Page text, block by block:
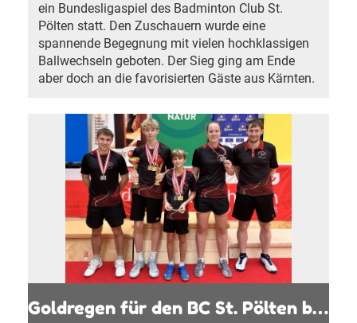
ein Bundesligaspiel des Badminton Club St.
Pölten statt. Den Zuschauern wurde eine
spannende Begegnung mit vielen hochklassigen
Ballwechseln geboten. Der Sieg ging am Ende
aber doch an die favorisierten Gäste aus Kärnten.
Goldregen für den BC St. Pölten bei den ASKÖ Bundesmeisterschaften